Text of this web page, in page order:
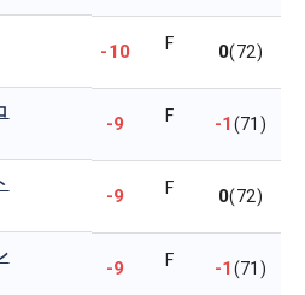
-10 F 0(72)
-9 F -1(71)
-9 F 0(72)
-9 F -1(71)